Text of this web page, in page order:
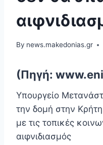
By news.makedonias.gr
(Πηγή:
Υπουργείο
την δομή στην
με τις τοπικές
αιφνιδιασμός